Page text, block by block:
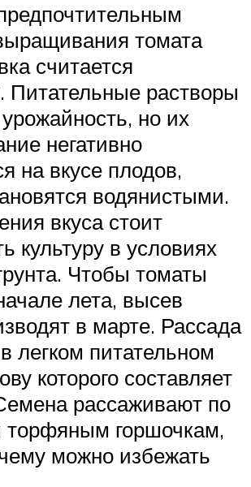
томата
считается
Питательные растворы
но их
негативно
на вкусе плодов,
водянистыми.
вкуса стоит
культуру в условиях
Чтобы томаты
лета, высев
в марте. Рассада
легком питательном
которого составляет
рассаживают по
торфяным горшочкам,
можно избежать